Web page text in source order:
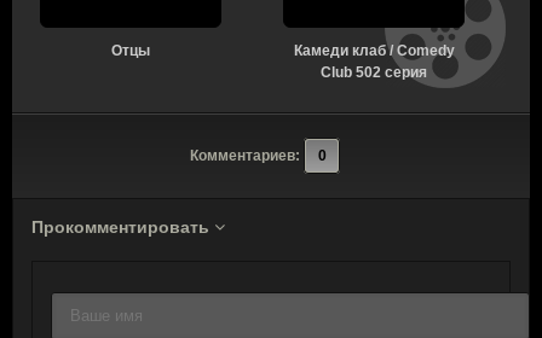
Отцы
Камеди клаб / Comedy
Club 502 серия
Комментариев: 0
Прокомментировать